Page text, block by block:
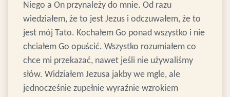
Niego a On przynależy do mnie. Od razu
wiedziałem, że to jest Jezus i odczuwałem, że to
jest mój Tato. Kochałem Go ponad wszystko i nie
chciałem Go opuścić. Wszystko rozumiałem co
chce mi przekazać, nawet jeśli nie używaliśmy
słów. Widziałem Jezusa jakby we mgle, ale
jednocześnie zupełnie wyraźnie wzrokiem